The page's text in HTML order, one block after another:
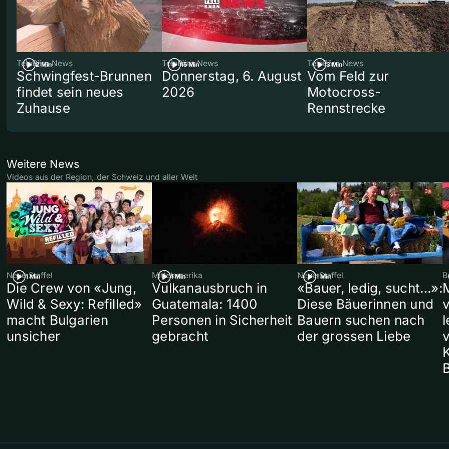
2 Min
TeleBärn News
Schwingfest-Brunnen
findet sein neues
Zuhause
15 Min
TeleBärn News
Donnerstag, 6. August
2026
3 Min
TeleBärn News
Vom Feld zur
Motocross-
Rennstrecke
Weitere News
Videos aus der Region, der Schweiz und aller Welt
1 Min
Neue Staffel
Die Crew von «Jung,
Wild & Sexy: Refilled»
macht Bulgarien
unsicher
1 Min
Mittelamerika
Vulkanausbruch in
Guatemala: 1400
Personen in Sicherheit
gebracht
1 Min
Neue Staffel
«Bauer, ledig, sucht…»:
Diese Bäuerinnen und
Bauern suchen nach
der grossen Liebe